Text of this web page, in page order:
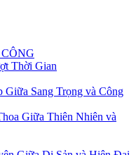
Thời Gian
Sang Trọng và Công
Giữa Thiên Nhiên và